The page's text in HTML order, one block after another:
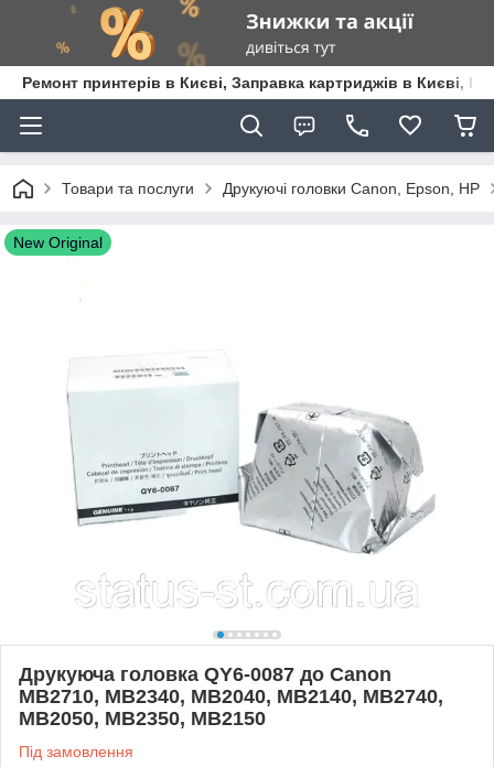
Ремонт принтерів в Києві, Заправка картриджів в Києві,
Товари та послуги Друкуючі головки Canon, Epson, HP
New Original
Друкуюча головка QY6-0087 до Canon
MB2710, MB2340, MB2040, MB2140, MB2740,
MB2050, MB2350, MB2150
Під замовлення